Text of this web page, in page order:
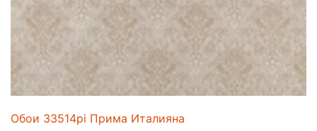
Обои 33514pi Прима Италияна